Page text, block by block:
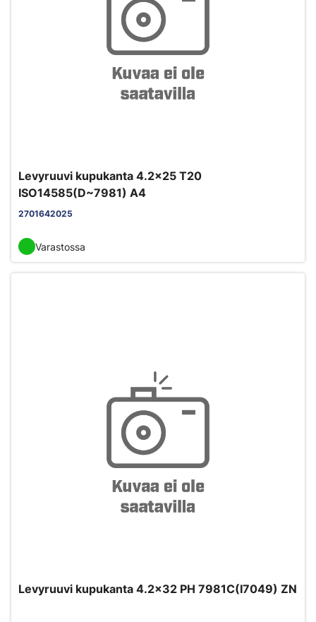
Levyruuvi kupukanta 4.2x25 T20
ISO14585(D~7981) A4
2701642025
Varastossa
Levyruuvi kupukanta 4.2x32 PH 7981C(I7049) ZN